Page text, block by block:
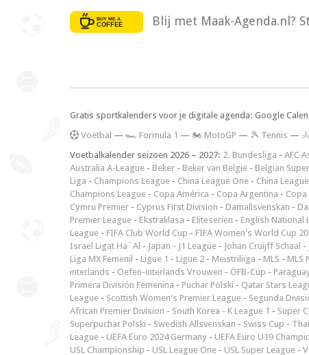
Blij met Maak-Agenda.nl?
Gratis sportkalenders voor je digitale agenda: Google
Voetbal — 🏎️ Formula 1 — 🏍 MotoGP — 🎾 Tennis —
Voetbalkalender seizoen 2026 – 2027: 2. Bundesliga - AFC
Australia A-League - Beker - Beker van België - Belgian
Liga - Champions League - China League One - China
Champions League - Copa América - Copa Argentina -
Cymru Premier - Cyprus First Division - Damallsvenskan -
Premier League - Ekstraklasa - Eliteserien - English National
League - FIFA Club World Cup - FIFA Women's World Cup
Israel Ligat Ha`Al - Japan - J1 League - Johan Cruijff Schaal -
Liga MX Femenil - Ligue 1 - Ligue 2 - Meistriliiga - MLS - MLS
interlands - Oefen-interlands Vrouwen - ÖFB-Cup -
Primera División Femenina - Puchar Polski - Qatar Stars
League - Scottish Women's Premier League - Segunda
African Premier Division - South Korea - K League 1 - Super
Superpuchar Polski - Swedish Allsvenskan - Swiss Cup -
League - UEFA Euro 2024 Germany - UEFA Euro U19
USL Championship - USL League One - USL Super League -